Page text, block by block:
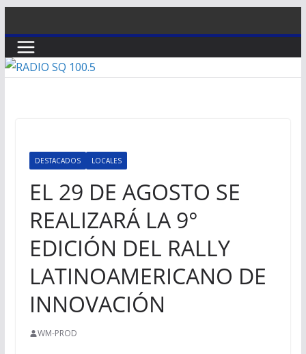
al
contenido
DESTACADOS LOCALES
EL 29 DE AGOSTO SE
REALIZARÁ LA 9°
EDICIÓN DEL RALLY
LATINOAMERICANO DE
INNOVACIÓN
WM-PROD